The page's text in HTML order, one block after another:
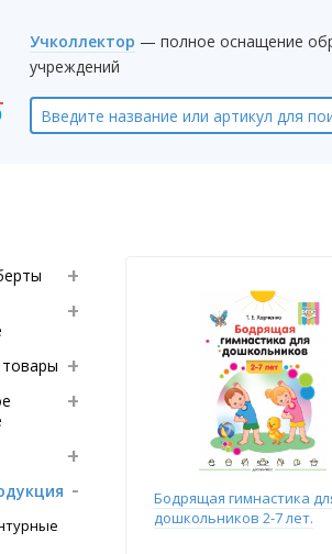
Учколлектор — полное оснащение
учреждений
товары
Бодрящая гимнастика
дошкольников 2-7 лет.